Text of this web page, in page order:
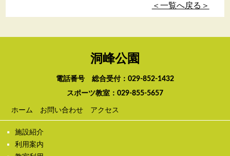
＜一覧へ戻る＞
洞峰公園
電話番号 総合受付： 029-852-1432
スポーツ教室： 029-855-5657
ホーム お問い合わせ アクセス
施設紹介
利用案内